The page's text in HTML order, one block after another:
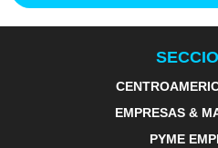
EMPRESAS &
PYME